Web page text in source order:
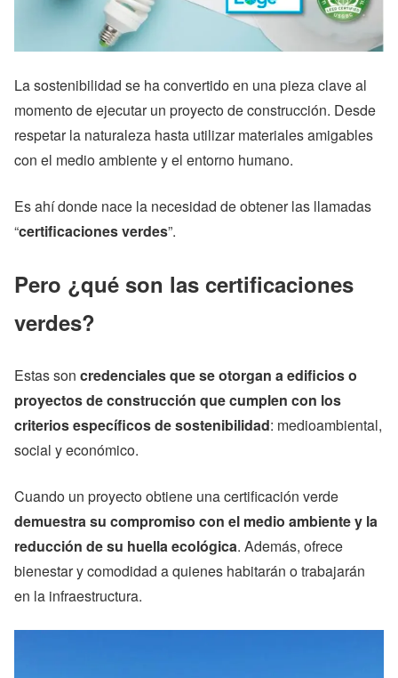
La sostenibilidad se ha convertido en una pieza clave al
momento de ejecutar un proyecto de construcción. Desde
respetar la naturaleza hasta utilizar materiales amigables
con el medio ambiente y el entorno humano.
Es ahí donde nace la necesidad de obtener las llamadas
“certificaciones verdes”.
Pero ¿qué son las certificaciones
verdes?
Estas son credenciales que se otorgan a edificios o
proyectos de construcción que cumplen con los
criterios específicos de sostenibilidad: medioambiental,
social y económico.
Cuando un proyecto obtiene una certificación verde
demuestra su compromiso con el medio ambiente y la
reducción de su huella ecológica. Además, ofrece
bienestar y comodidad a quienes habitarán o trabajarán
en la infraestructura.